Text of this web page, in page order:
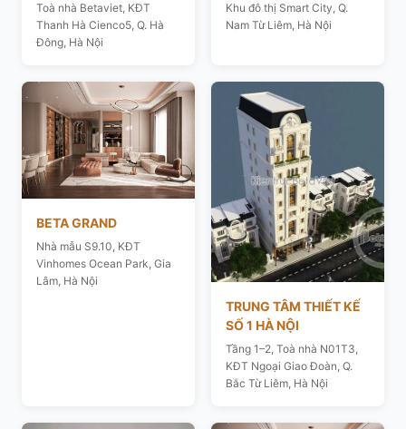
Toà nhà Betaviet, KĐT
Thanh Hà Cienco5, Q. Hà
Đông, Hà Nội
Khu đô thị Smart City, Q.
Nam Từ Liêm, Hà Nội
BETA GRAND
Nhà mẫu S9.10, KĐT
Vinhomes Ocean Park, Gia
Lâm, Hà Nội
TRUNG TÂM THIẾT KẾ
SỐ 1 HÀ NỘI
Tầng 1–2, Toà nhà N01T3,
KĐT Ngoại Giao Đoàn, Q.
Bắc Từ Liêm, Hà Nội